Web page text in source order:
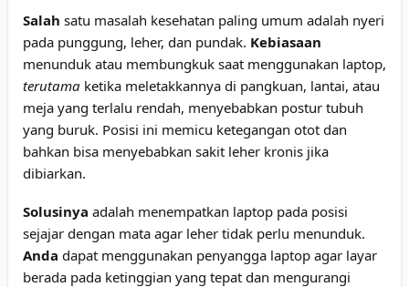
Salah satu masalah kesehatan paling umum adalah nyeri
pada punggung, leher, dan pundak. Kebiasaan
menunduk atau membungkuk saat menggunakan laptop,
terutama ketika meletakkannya di pangkuan, lantai, atau
meja yang terlalu rendah, menyebabkan postur tubuh
yang buruk. Posisi ini memicu ketegangan otot dan
bahkan bisa menyebabkan sakit leher kronis jika
dibiarkan.
Solusinya adalah menempatkan laptop pada posisi
sejajar dengan mata agar leher tidak perlu menunduk.
Anda dapat menggunakan penyangga laptop agar layar
berada pada ketinggian yang tepat dan mengurangi